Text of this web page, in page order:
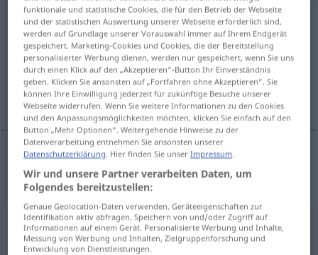
Schadenersatzm <-(e)s>
Übersicht aller Übersetzungen
(Für mehr Details die Übersetzung anklicken/antippen)
naknada štete
naknadaštete Schadenersatz
funktionale und statistische Cookies, die für den Betrieb der Webseite
und der statistischen Auswertung unserer Webseite erforderlich sind,
werden auf Grundlage unserer Vorauswahl immer auf Ihrem Endgerät
gespeichert. Marketing-Cookies und Cookies, die der Bereitstellung
personalisierter Werbung dienen, werden nur gespeichert, wenn Sie uns
durch einen Klick auf den „Akzeptieren“-Button Ihr Einverständnis
geben. Klicken Sie ansonsten auf „Fortfahren ohne Akzeptieren“. Sie
können Ihre Einwilligung jederzeit für zukünftige Besuche unserer
Webseite widerrufen. Wenn Sie weitere Informationen zu den Cookies
und den Anpassungsmöglichkeiten möchten, klicken Sie einfach auf den
Button „Mehr Optionen“. Weitergehende Hinweise zu der
Datenverarbeitung entnehmen Sie ansonsten unserer
Datenschutzerklärung. Hier finden Sie unserImpressum.
Wir und unsere Partner verarbeiten Daten, um
Folgendes bereitzustellen:
Genaue Geolocation-Daten verwenden. Geräteeigenschaften zur
Identifikation aktiv abfragen. Speichern von und/oder Zugriff auf
Informationen auf einem Gerät. Personalisierte Werbung und Inhalte,
Messung von Werbung und Inhalten, Zielgruppenforschung und
Entwicklung von Dienstleistungen.